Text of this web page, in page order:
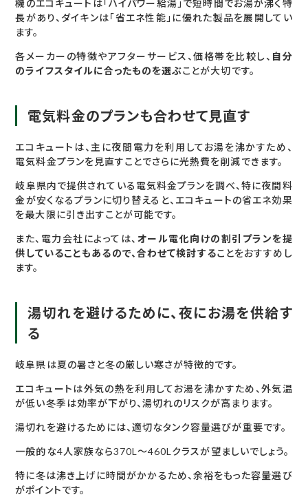
機のエコキュートは「ハイパワー給湯」で短時間でお湯が沸く特
長があり、ダイキンは「省エネ性能」に優れた製品を展開してい
ます。
各メーカーの特徴やアフターサービス、価格帯を比較し、 自分
のライフスタイルに合ったものを選ぶことが大切です。
電気料金のプランも合わせて見直す
エコキュートは、主に夜間電力を利用してお湯を沸かすため、
電気料金プランを見直すことでさらに光熱費を削減できます。
岐阜県内で提供されている電気料金プランを調べ、特に夜間料
金が安くなるプランに切り替えると、エコキュートの省エネ効果
を最大限に引き出すことが可能です。
また、電力会社によっては、 オール電化向けの割引プランを提
供していることもあるので、合わせて検討することをおすすめし
ます。
湯切れを避けるために、夜にお湯を供給す
る
岐阜県は夏の暑さと冬の厳しい寒さが特徴的です。
エコキュートは外気の熱を利用してお湯を沸かすため、外気温
が低い冬季は効率が下がり、湯切れのリスクが高まります。
湯切れを避けるためには、適切なタンク容量選びが重要です。
一般的な4人家族なら370L～460Lクラスが望ましいでしょう。
特に冬は沸き上げに時間がかかるため、余裕をもった容量選び
がポイントです。